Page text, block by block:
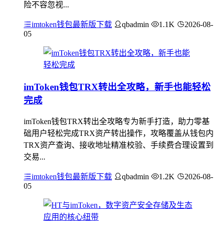
险不容忽视...
imtoken钱包最新版下载 qbadmin 1.1K
2026-08-
05
imToken钱包TRX转出全攻略，新手也能轻松
完成
imToken钱包TRX转出全攻略专为新手打造，助力零基
础用户轻松完成TRX资产转出操作，攻略覆盖从钱包内
TRX资产查询、接收地址精准校验、手续费合理设置到
交易...
imtoken钱包最新版下载 qbadmin 1.2K
2026-08-
05